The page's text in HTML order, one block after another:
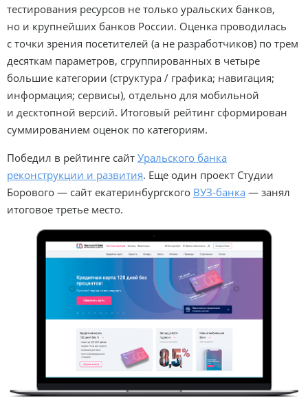
тестирования ресурсов не только уральских банков,
но и крупнейших банков России. Оценка проводилась
с точки зрения посетителей (а не разработчиков) по трем
десяткам параметров, сгруппированных в четыре
большие категории (структура / графика; навигация;
информация; сервисы), отдельно для мобильной
и десктопной версий. Итоговый рейтинг сформирован
суммированием оценок по категориям.
Победил в рейтинге сайт Уральского банка
реконструкции и развития. Еще один проект Студии
Борового — сайт екатеринбургского ВУЗ-банка — занял
итоговое третье место.